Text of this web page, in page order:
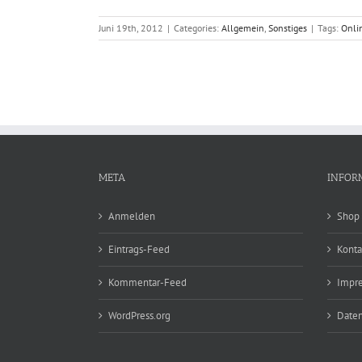
Juni 19th, 2012 | Categories: Allgemein, Sonstiges | Tags:
META
Anmelden
Eintrags-Feed
Kommentar-Feed
WordPress.org